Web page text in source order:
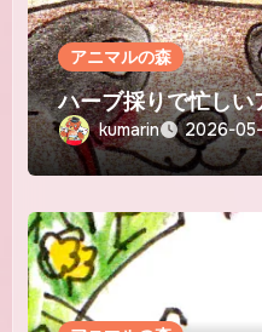
アニマルの森
ハーブ採りで忙し
kumarin 2026-